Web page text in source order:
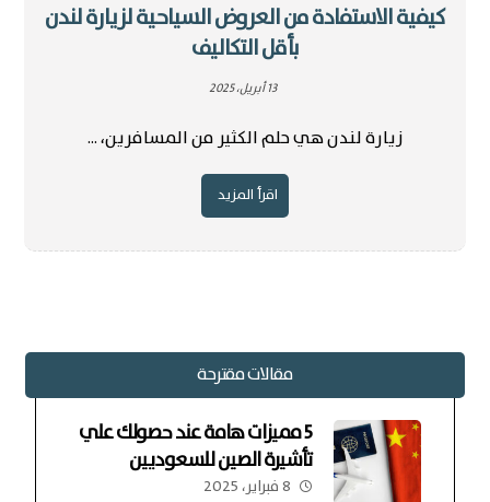
كيفية الاستفادة من العروض السياحية لزيارة لندن
بأقل التكاليف
13 أبريل، 2025
زيارة لندن هي حلم الكثير من المسافرين، ...
اقرأ المزيد
مقالات مقترحة
5 مميزات هامة عند حصولك علي
تأشيرة الصين للسعوديين
8 فبراير، 2025